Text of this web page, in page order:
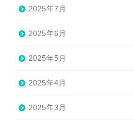
2025年7月
2025年6月
2025年5月
2025年4月
2025年3月